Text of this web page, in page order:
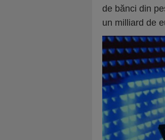
de bănci din
un milliard de